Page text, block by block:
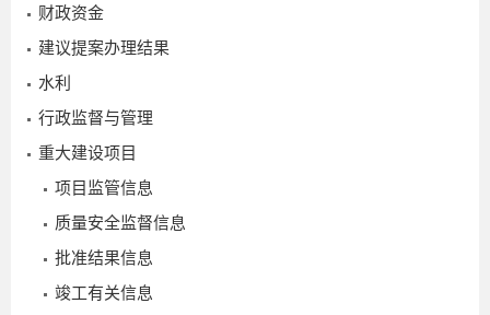
财政资金
建议提案办理结果
水利
行政监督与管理
重大建设项目
项目监管信息
质量安全监督信息
批准结果信息
竣工有关信息